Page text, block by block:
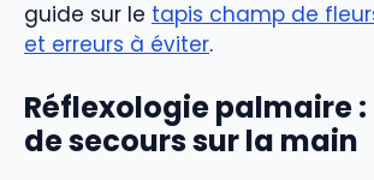
guide sur le tapis champ de
et erreurs à éviter.
Réflexologie palmaire
de secours sur la main